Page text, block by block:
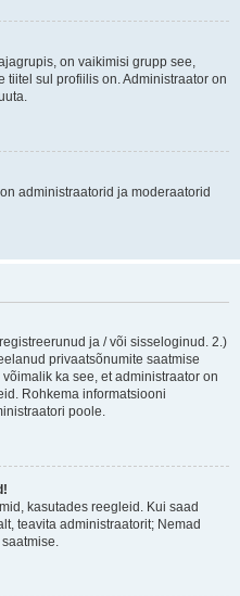
on vaikimisi grupp see,
sul profiilis on. Administraator on
administraatorid ja moderaatorid
ja / või sisseloginud. 2.)
privaatsõnumite saatmise
ka see, et administraator on
Rohkema informatsiooni
poole.
kasutades reegleid. Kui saad
teavita administraatorit; Nemad